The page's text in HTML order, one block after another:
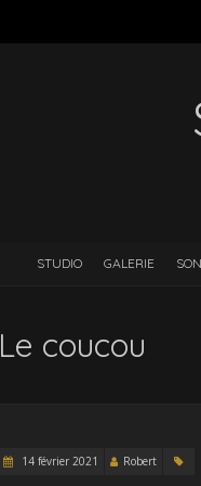
STUDIO GALERIE
Le coucou
14 février 2021 Robert